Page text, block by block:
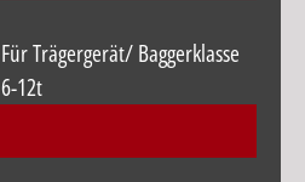
Für Trägergerät/ Baggerklasse
6-12t